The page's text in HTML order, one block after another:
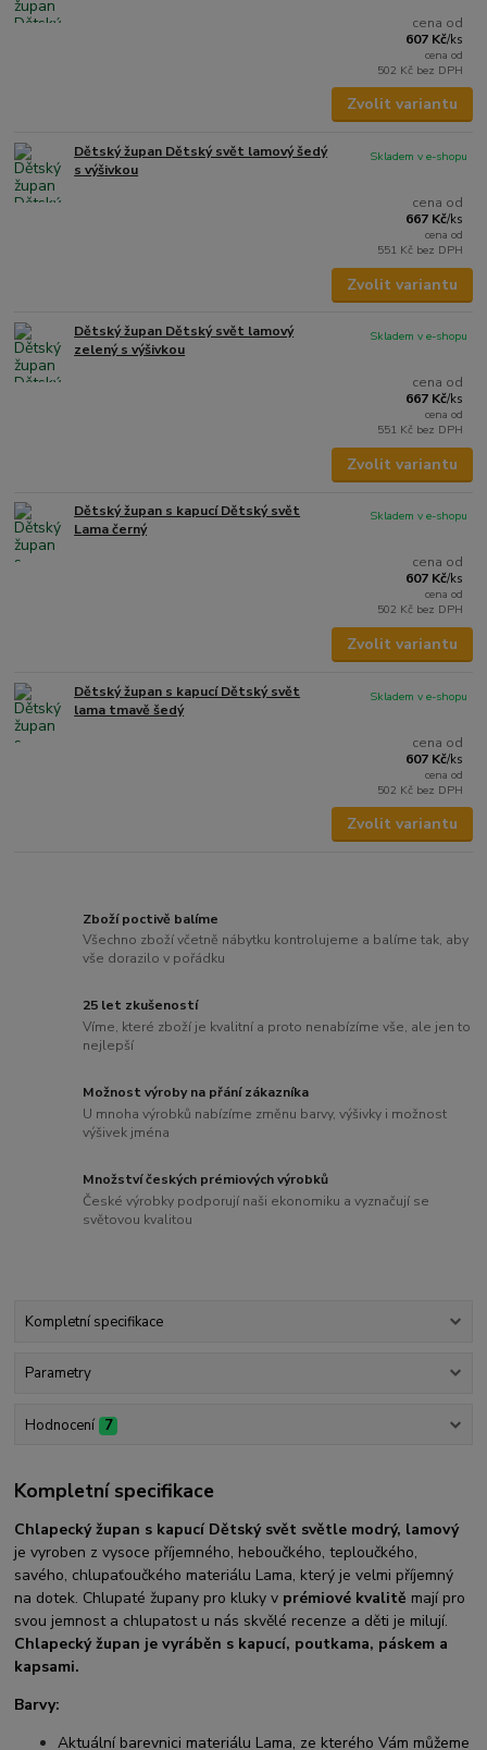
cena od
607 Kč/ks
cena od
502 Kč bez DPH
Zvolit variantu
Dětský župan Dětský svět lamový šedý
s výšivkou
cena od
667 Kč/ks
cena od
551 Kč bez DPH
Skladem v e-shopu
Zvolit variantu
Dětský župan Dětský svět lamový
zelený s výšivkou
cena od
667 Kč/ks
cena od
551 Kč bez DPH
Skladem v e-shopu
Zvolit variantu
Dětský župan s kapucí Dětský svět
Lama černý
cena od
607 Kč/ks
cena od
502 Kč bez DPH
Skladem v e-shopu
Zvolit variantu
Dětský župan s kapucí Dětský svět
lama tmavě šedý
cena od
607 Kč/ks
cena od
502 Kč bez DPH
Skladem v e-shopu
Zvolit variantu
Zboží poctivě balíme
Všechno zboží včetně nábytku kontrolujeme a balíme tak, aby
vše dorazilo v pořádku
25 let zkušeností
Víme, které zboží je kvalitní a proto nenabízíme vše, ale jen to
nejlepší
Možnost výroby na přání zákazníka
U mnoha výrobků nabízíme změnu barvy, výšivky i možnost
výšivek jména
Množství českých prémiových výrobků
České výrobky podporují naši ekonomiku a vyznačují se
světovou kvalitou
Kompletní specifikace
Parametry
Hodnocení 7
Kompletní specifikace
Chlapecký župan s kapucí Dětský svět světle modrý, lamový
je vyroben z vysoce příjemného, heboučkého, teploučkého,
savého, chlupaťoučkého materiálu Lama, který je velmi příjemný
na dotek. Chlupaté župany pro kluky v prémiové kvalitě mají pro
svou jemnost a chlupatost u nás skvělé recenze a děti je milují.
Chlapeckýžupan je vyráběn s kapucí, poutkama, páskem a
kapsami.
Barvy:
Aktuální barevnici materiálu Lama, ze kterého Vám můžeme